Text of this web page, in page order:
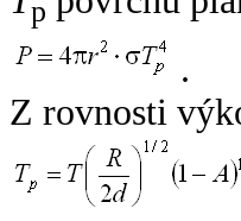
p
.
Z rovnosti